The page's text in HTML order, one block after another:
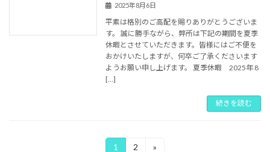
2025年8月6日
平素は格別のご高配を賜りありがとうございま
す。 誠に勝手ながら、弊所は下記の期間を夏季
休暇とさせていただきます。皆様にはご不便を
おかけいたしますが、何卒ご了承くださいます
ようお願い申し上げます。 夏季休暇 2025年 8
[…]
続きを読む
固
1
固
2 »